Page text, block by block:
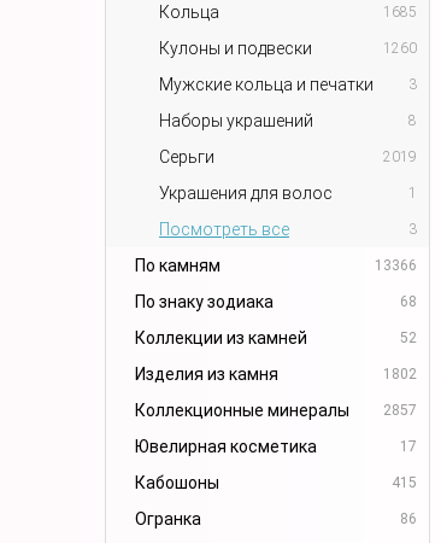
Кольца 1685
Кулоны и подвески 1260
Мужские кольца и печатки 3
Наборы украшений 8
Серьги 2019
Украшения для волос 1
Посмотреть все 3
По камням 13366
По знаку зодиака 68
Коллекции из камней 52
Изделия из камня 1802
Коллекционные минералы 2857
Ювелирная косметика 17
Кабошоны 415
Огранка 86